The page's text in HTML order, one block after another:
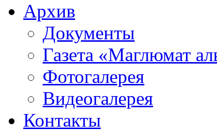
Архив
Документы
Газета «Маглюмат
Фотогалерея
Видеогалерея
Контакты